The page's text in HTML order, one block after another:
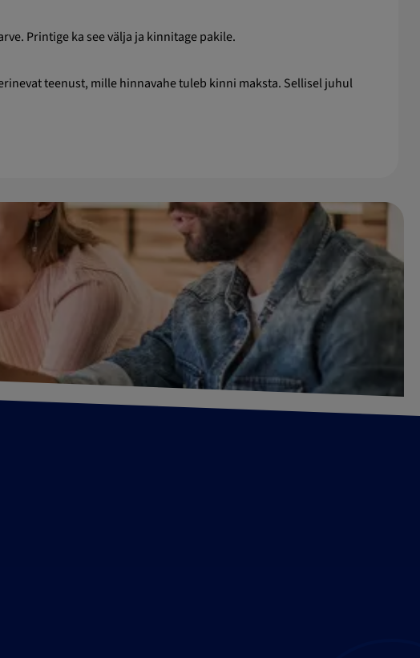
Printige ka see välja ja kinnitage pakile.
teenust, mille hinnavahe tuleb kinni maksta. Sellisel juhul